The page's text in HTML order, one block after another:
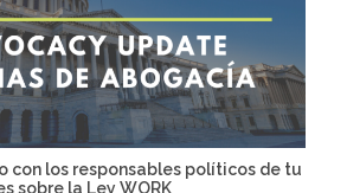
con los responsables políticos de tu
sobre la Ley WORK